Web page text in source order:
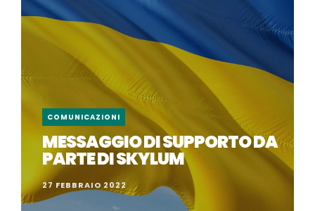
COMUNICAZIONI
MESSAGGIO DI SUPPORTO DA
PARTE DI SKYLUM
27 FEBBRAIO 2022